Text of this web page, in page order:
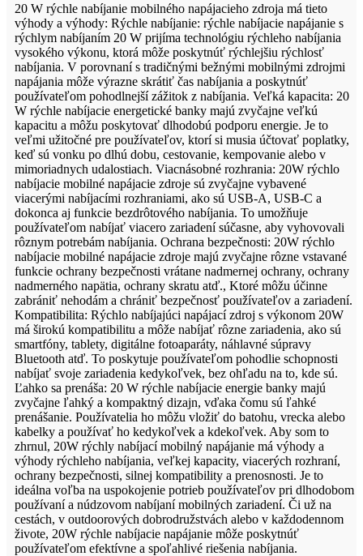
20 W rýchle nabíjanie mobilného napájacieho zdroja má tieto
výhody a výhody: Rýchle nabíjanie: rýchle nabíjacie napájanie s
rýchlym nabíjaním 20 W prijíma technológiu rýchleho nabíjania
vysokého výkonu, ktorá môže poskytnúť rýchlejšiu rýchlosť
nabíjania. V porovnaní s tradičnými bežnými mobilnými zdrojmi
napájania môže výrazne skrátiť čas nabíjania a poskytnúť
používateľom pohodlnejší zážitok z nabíjania. Veľká kapacita: 20
W rýchle nabíjacie energetické banky majú zvyčajne veľkú
kapacitu a môžu poskytovať dlhodobú podporu energie. Je to
veľmi užitočné pre používateľov, ktorí si musia účtovať poplatky,
keď sú vonku po dlhú dobu, cestovanie, kempovanie alebo v
mimoriadnych udalostiach. Viacnásobné rozhrania: 20W rýchlo
nabíjacie mobilné napájacie zdroje sú zvyčajne vybavené
viacerými nabíjacími rozhraniami, ako sú USB-A, USB-C a
dokonca aj funkcie bezdrôtového nabíjania. To umožňuje
používateľom nabíjať viacero zariadení súčasne, aby vyhovovali
rôznym potrebám nabíjania. Ochrana bezpečnosti: 20W rýchlo
nabíjacie mobilné napájacie zdroje majú zvyčajne rôzne vstavané
funkcie ochrany bezpečnosti vrátane nadmernej ochrany, ochrany
nadmerného napätia, ochrany skratu atď., Ktoré môžu účinne
zabrániť nehodám a chrániť bezpečnosť používateľov a zariadení.
Kompatibilita: Rýchlo nabíjajúci napájací zdroj s výkonom 20W
má širokú kompatibilitu a môže nabíjať rôzne zariadenia, ako sú
smartfóny, tablety, digitálne fotoaparáty, náhlavné súpravy
Bluetooth atď. To poskytuje používateľom pohodlie schopnosti
nabíjať svoje zariadenia kedykoľvek, bez ohľadu na to, kde sú.
Ľahko sa prenáša: 20 W rýchle nabíjacie energie banky majú
zvyčajne ľahký a kompaktný dizajn, vďaka čomu sú ľahké
prenášanie. Používatelia ho môžu vložiť do batohu, vrecka alebo
kabelky a používať ho kedykoľvek a kdekoľvek. Aby som to
zhrnul, 20W rýchly nabíjací mobilný napájanie má výhody a
výhody rýchleho nabíjania, veľkej kapacity, viacerých rozhraní,
ochrany bezpečnosti, silnej kompatibility a prenosnosti. Je to
ideálna voľba na uspokojenie potrieb používateľov pri dlhodobom
používaní a núdzovom nabíjaní mobilných zariadení. Či už na
cestách, v outdoorových dobrodružstvách alebo v každodennom
živote, 20W rýchle nabíjacie napájanie môže poskytnúť
používateľom efektívne a spoľahlivé riešenia nabíjania.